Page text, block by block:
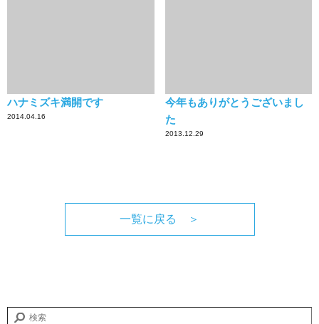
ハナミズキ満開です
2014.04.16
今年もありがとうございまし
た
2013.12.29
一覧に戻る ＞